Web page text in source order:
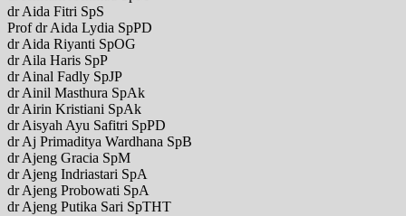
dr Aida Fitri SpS
Prof dr Aida Lydia SpPD
dr Aida Riyanti SpOG
dr Aila Haris SpP
dr Ainal Fadly SpJP
dr Ainil Masthura SpAk
dr Airin Kristiani SpAk
dr Aisyah Ayu Safitri SpPD
dr Aj Primaditya Wardhana SpB
dr Ajeng Gracia SpM
dr Ajeng Indriastari SpA
dr Ajeng Probowati SpA
dr Ajeng Putika Sari SpTHT